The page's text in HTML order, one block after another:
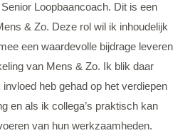
Loopbaancoach. Dit is een
& Zo. Deze rol wil ik inhoudelijk
een waardevolle bijdrage leveren
van Mens & Zo. Ik blik daar
heb gehad op het verdiepen
en als ik collega’s praktisch kan
van hun werkzaamheden.